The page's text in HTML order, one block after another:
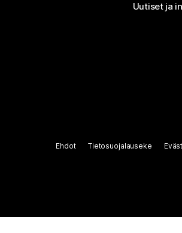
Uutiset ja
Ehdot Tietosuojalauseke